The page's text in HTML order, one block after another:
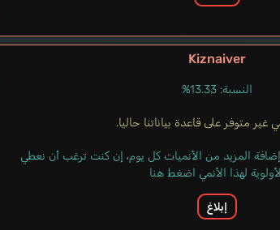
Hosoya Yoshimasa
Kiznaiver
النسبة: 13.33%
غير متوفر على قاعدة بياناتنا حاليا.
المزيد من الأنميات كل يوم، إن كنت ترغب أن نعطي
لهذا الأنمي اضغط هنا
إبلاغ